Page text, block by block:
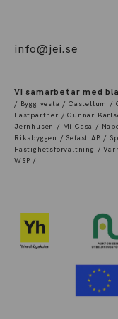
info@jei.se
Vi samarbetar med
/ Bygg vesta / Castellum /
Fastpartner / Gunnar
Jernhusen / Mi Casa /
Riksbyggen / Sefast AB /
Fastighetsförvaltning /
WSP /